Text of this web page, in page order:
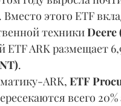
этого ETF
техники Deere
ARK размещает
.
ARK, ETF
всего